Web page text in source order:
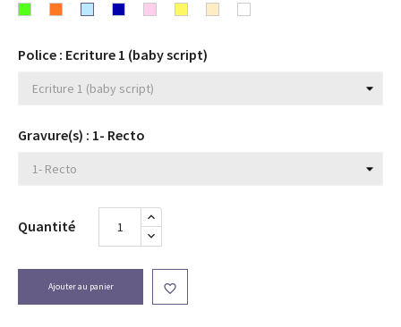
turquoise
Fuchsia
Fluo
Fluo
Bleu
Bleu
Rose
JauneBeige Blanc
Police : Ecriture 1 (baby script)
Gravure(s) : 1- Recto
Quantité
Ajouter au panier 